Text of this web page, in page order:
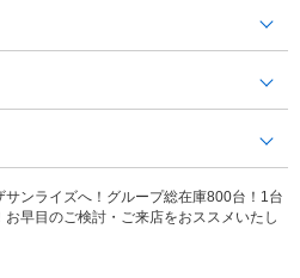
ンライズへ！グループ総在庫800台！1台
早目のご検討・ご来店をおススメいたし